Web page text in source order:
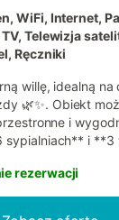
WiFi, Internet,
Telewizja
Ręczniki
willę, idealną na
🌿✨. Obiekt
i
i **3
i prywatność dla
ze
idealnego do
rezerwacji